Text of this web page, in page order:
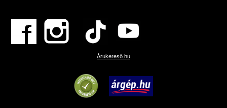
Árukereső.hu